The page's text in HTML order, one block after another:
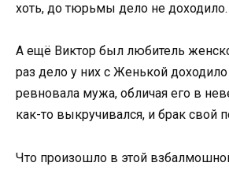
хоть, до тюрьмы дело не доходило.
А ещё Виктор был любитель
раз дело у них с Женькой
ревновала мужа, обличая его в
как-то выкручивался, и брак свой
Что произошло в этой